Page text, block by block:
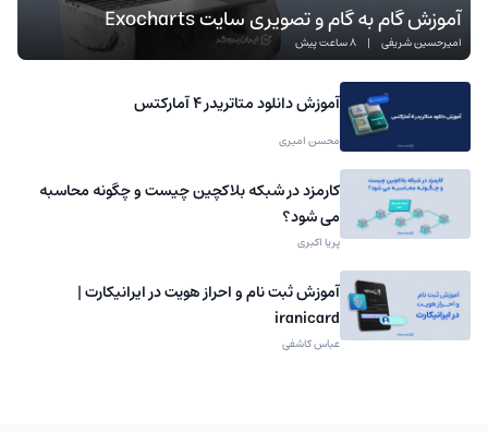
آموزش گام به گام و تصویری سایت Exocharts
امیرحسین شریفی | 8 ساعت پیش
آموزش دانلود متاتریدر 4 آمارکتس
محسن امیری
کارمزد در شبکه بلاکچین چیست و چگونه محاسبه
می شود؟
پریا اکبری
آموزش ثبت نام و احراز هویت در ایرانیکارت |
iranicard
عباس کاشفی